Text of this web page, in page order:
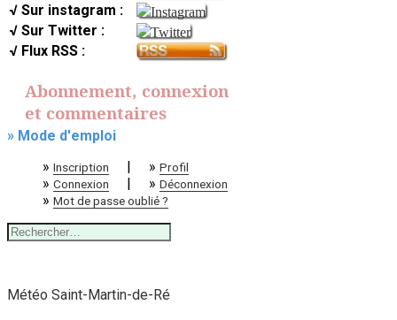
√ Sur instagram :
√ Sur Twitter :
√ Flux RSS :
Abonnement, connexion
et commentaires
» Mode d'emploi
» Inscription | » Profil
» Connexion | » Déconnexion
» Mot de passe oublié ?
Rechercher :
Météo Saint-Martin-de-Ré